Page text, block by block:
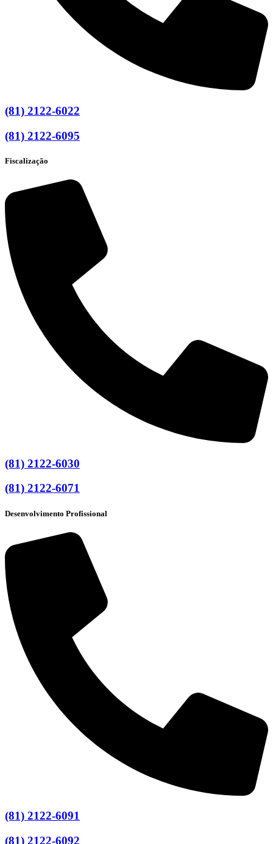
(81) 2122-6022
(81) 2122-6095
Fiscalização
(81) 2122-6030
(81) 2122-6071
Desenvolvimento Profissional
(81) 2122-6091
(81) 2122-6092